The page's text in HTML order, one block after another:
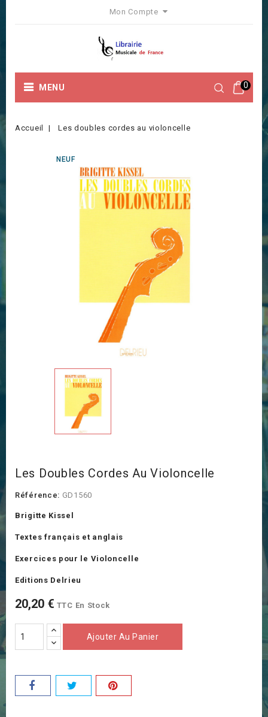
Mon Compte
0
MENU
Accueil Les doubles cordes au violoncelle
NEUF
Les Doubles Cordes Au Violoncelle
Référence: GD1560
Brigitte Kissel
Textes français et anglais
Exercices pour le Violoncelle
Editions Delrieu
20,20 € TTC En Stock
Ajouter Au Panier